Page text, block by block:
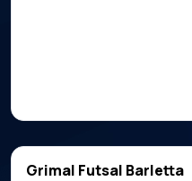
Grimal Futsal Barletta